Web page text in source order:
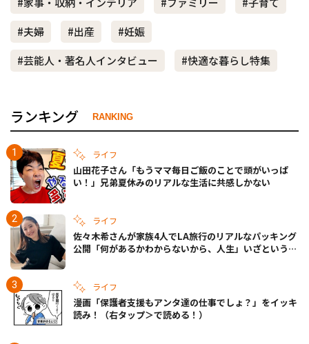
#夫婦
#出産
#妊娠
#芸能人・著名人インタビュー
#快適な暮らし特集
ランキング RANKING
ライフ
山田花子さん「もうママ毎日ご飯のことで頭がいっぱ
い！」兄弟夏休みのリアルな生活に共感しかない
ライフ
佐々木希さんが家族4人でLA旅行のリアルなパッキング
公開「何があるかわからないから、人生」いざというと
ライフ
漫画「保護者支援もアンタ達の仕事でしょ？」をイッキ
読み！（右タップ＞で読める！）